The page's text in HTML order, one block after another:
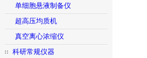
单细胞悬液制备仪
超高压均质机
真空离心浓缩仪
科研常规仪器